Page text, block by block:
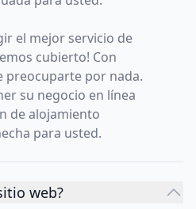
el mejor servicio de
cubierto! Con
preocuparte por nada.
su negocio en línea
de alojamiento
para usted.
web?